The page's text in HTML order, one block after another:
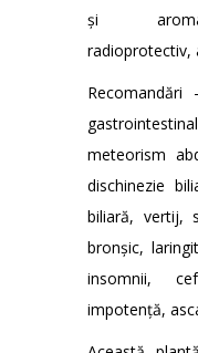
și
radioprotectiv,
Recomandări
meteorism
dischinezie
biliară, vertij,
bronșic,
insomnii,
impotență,